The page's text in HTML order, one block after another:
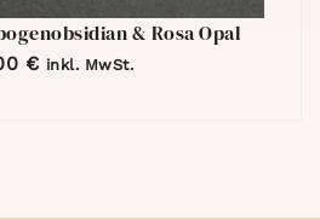
& Rosa Opal
€ inkl. MwSt.